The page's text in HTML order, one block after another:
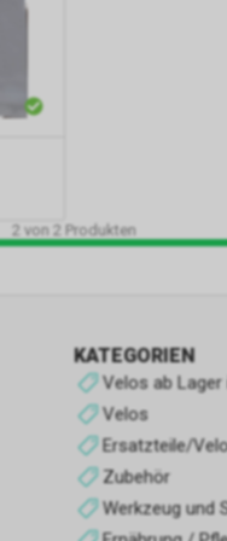
2 von 2 Produkten
KATEGORIEN
Velos ab Lager
Velos
Ersatzteile/
Zubehör
Werkzeug und